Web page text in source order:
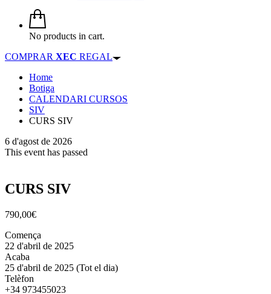
No products in cart.
COMPRAR XEC REGAL
Home
Botiga
CALENDARI CURSOS
SIV
CURS SIV
6 d'agost de 2026
This event has passed
CURS SIV
790,00€
Comença
22 d'abril de 2025
Acaba
25 d'abril de 2025 (Tot el dia)
Telèfon
+34 973455023